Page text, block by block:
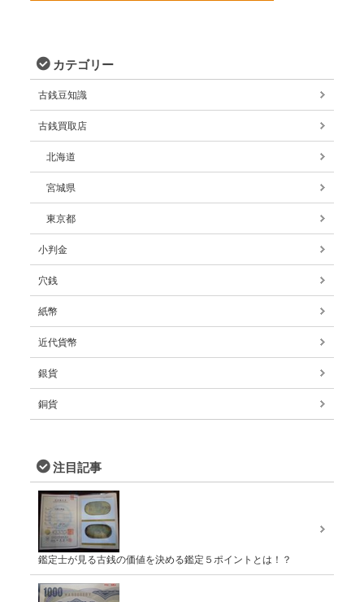
カテゴリー
古銭豆知識
古銭買取店
北海道
宮城県
東京都
小判金
穴銭
紙幣
近代貨幣
銀貨
銅貨
注目記事
鑑定士が見る古銭の価値を決める鑑定５ポイントとは！？